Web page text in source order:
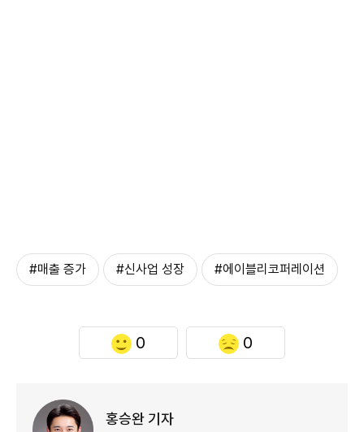
#매출 증가 #신사업 성장 #에이블리코퍼레이션
0 0
홍승완 기자